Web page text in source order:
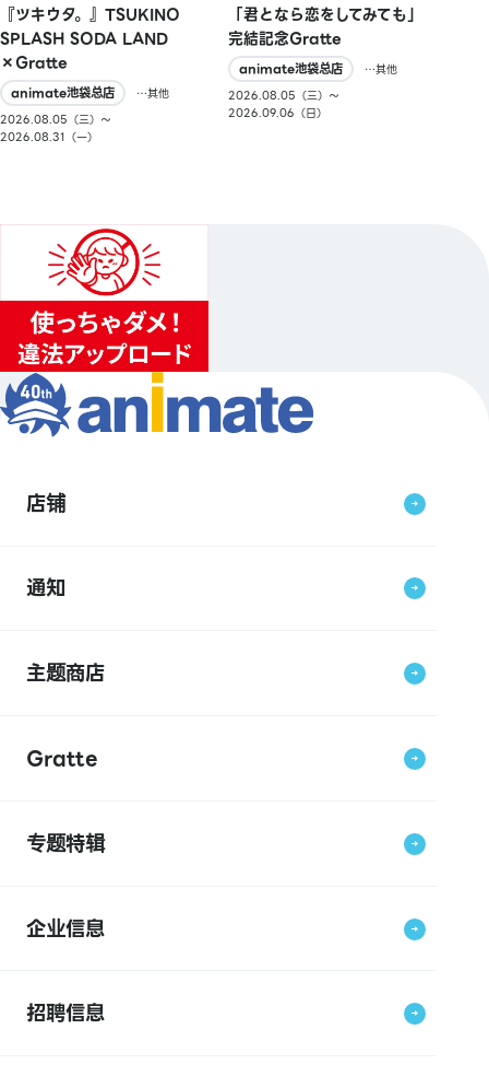
『ツキウタ。』TSUKINO
SPLASH SODA LAND
×Gratte
animate池袋总店
…其他
2026.08.05（三）〜
2026.08.31（一）
「君となら恋をしてみても」
完結記念Gratte
animate池袋总店
…其他
2026.08.05（三）〜
2026.09.06（日）
店铺
通知
主题商店
Gratte
专题特辑
企业信息
招聘信息